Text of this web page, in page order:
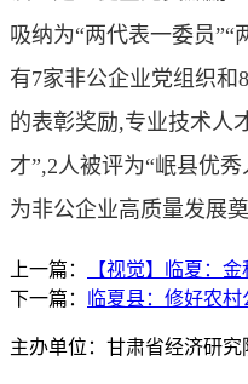
吸纳为“两代表一委员”“
有7家非公企业党组织和
的表彰奖励,专业技术人
才”,2人被评为“岷县优
为非公企业高质量发
上一篇：
【视觉】临夏：
下一篇：
临夏县：修好农
主办单位：甘肃省经济研究